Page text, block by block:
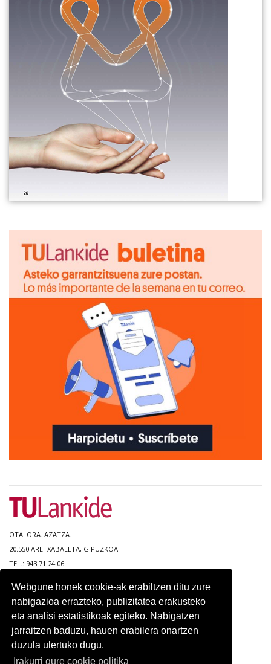
Webgune honek cookie-ak erabiltzen ditu zure
nabigazioa errazteko, publizitatea erakusteko
eta analisi estatistikoak egiteko. Nabigatzen
jarraitzen baduzu, hauen erabilera onartzen
duzula ulertuko dugu.
Irakurri gure cookie politika
OTALORA. AZATZA.
20.550 ARETXABALETA, GIPUZKOA.
TEL.: 943 71 24 06
WEB MAPA
IRISGARRITASUNA
KONTAKTUA
LEGEZKO OHARRA
PRIBATUTASUN POLITIKA
COOKIEN POLITIKA